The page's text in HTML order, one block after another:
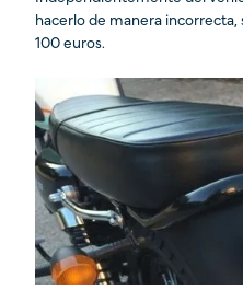
hacerlo de manera incorrecta,
100 euros.